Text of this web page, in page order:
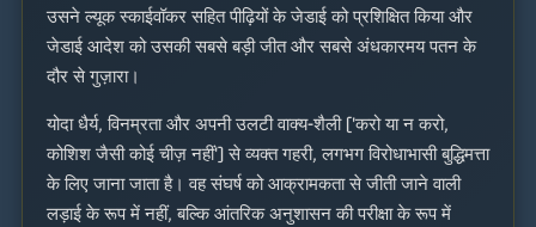
उसने ल्यूक स्काईवॉकर सहित पीढ़ियों के जेडाई को प्रशिक्षित किया और
जेडाई आदेश को उसकी सबसे बड़ी जीत और सबसे अंधकारमय पतन के
दौर से गुज़ारा।
योदा धैर्य, विनम्रता और अपनी उलटी वाक्य-शैली ('करो या न करो,
कोशिश जैसी कोई चीज़ नहीं') से व्यक्त गहरी, लगभग विरोधाभासी बुद्धिमत्ता
के लिए जाना जाता है। वह संघर्ष को आक्रामकता से जीती जाने वाली
लड़ाई के रूप में नहीं, बल्कि आंतरिक अनुशासन की परीक्षा के रूप में